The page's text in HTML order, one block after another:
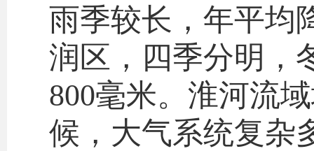
雨季较长，年平均
润区，四季分明，
800毫米。淮河流
候，大气系统复杂